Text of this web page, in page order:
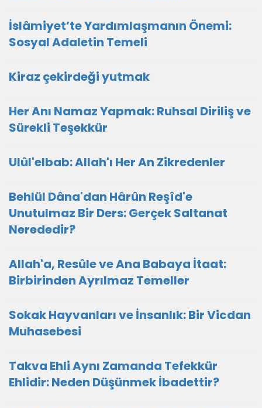
İslâmiyet’te Yardımlaşmanın Önemi:
Sosyal Adaletin Temeli
Kiraz çekirdeği yutmak
Her Anı Namaz Yapmak: Ruhsal Diriliş ve
Sürekli Teşekkür
Ulûl'elbab: Allah'ı Her An Zikredenler
Behlül Dâna'dan Hârûn Reşîd'e
Unutulmaz Bir Ders: Gerçek Saltanat
Nerededir?
Allah'a, Resûle ve Ana Babaya İtaat:
Birbirinden Ayrılmaz Temeller
Sokak Hayvanları ve İnsanlık: Bir Vicdan
Muhasebesi
Takva Ehli Aynı Zamanda Tefekkür
Ehlidir: Neden Düşünmek İbadettir?